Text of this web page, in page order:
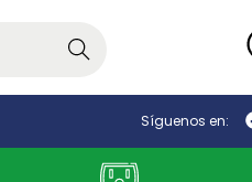
Buscar
Síguenos en: